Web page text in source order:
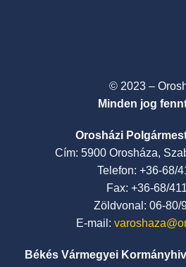
© 2023 –
Minden jog
Orosházi
Cím: 5900 Orosháza,
Telefon: +36-68/
Fax: +36-68/
Zöldvonal: 06-80/
E-mail:
Békés Vármegyei